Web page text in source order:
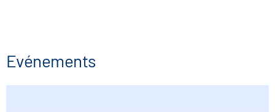
Evénements